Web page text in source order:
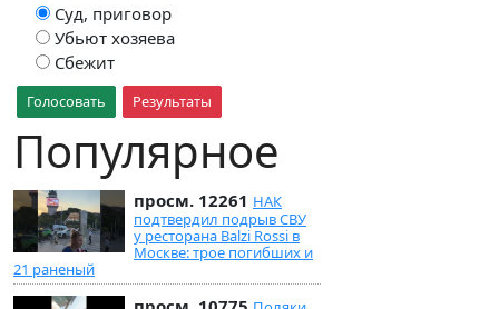
Суд, приговор
Убьют хозяева
Сбежит
Голосовать Результаты
Популярное
просм. 12261 НАК
подтвердил подрыв СВУ
у ресторана Balzi Rossi в
Москве: трое погибших и
21 раненый